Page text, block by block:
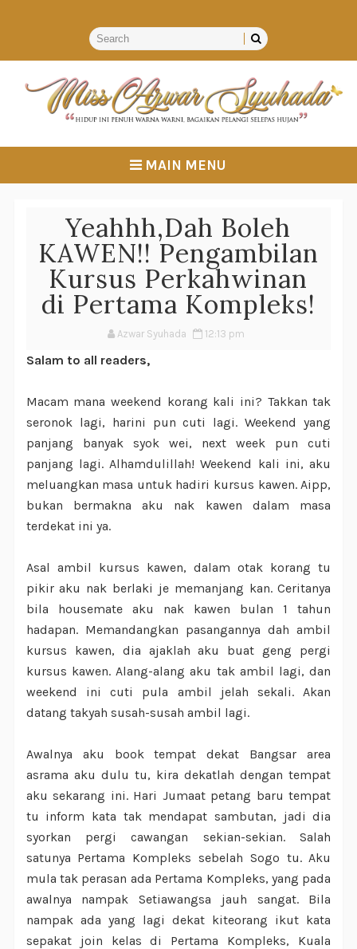
MAIN MENU
Yeahhh,Dah Boleh
KAWEN!! Pengambilan
Kursus Perkahwinan
di Pertama Kompleks!
Azwar Syuhada 12:13 pm
Salam to all readers,
Macam mana weekend korang kali ini? Takkan tak
seronok lagi, harini pun cuti lagi. Weekend yang
panjang banyak syok wei, next week pun cuti
panjang lagi. Alhamdulillah! Weekend kali ini, aku
meluangkan masa untuk hadiri kursus kawen. Aipp,
bukan bermakna aku nak kawen dalam masa
terdekat ini ya.
Asal ambil kursus kawen, dalam otak korang tu
pikir aku nak berlaki je memanjang kan. Ceritanya
bila housemate aku nak kawen bulan 1 tahun
hadapan. Memandangkan pasangannya dah ambil
kursus kawen, dia ajaklah aku buat geng pergi
kursus kawen. Alang-alang aku tak ambil lagi, dan
weekend ini cuti pula ambil jelah sekali. Akan
datang takyah susah-susah ambil lagi.
Awalnya aku book tempat dekat Bangsar area
asrama aku dulu tu, kira dekatlah dengan tempat
aku sekarang ini. Hari Jumaat petang baru tempat
tu inform kata tak mendapat sambutan, jadi dia
syorkan pergi cawangan sekian-sekian. Salah
satunya Pertama Kompleks sebelah Sogo tu. Aku
mula tak perasan ada Pertama Kompleks, yang pada
awalnya nampak Setiawangsa jauh sangat. Bila
nampak ada yang lagi dekat kiteorang ikut kata
sepakat join kelas di Pertama Kompleks, Kuala